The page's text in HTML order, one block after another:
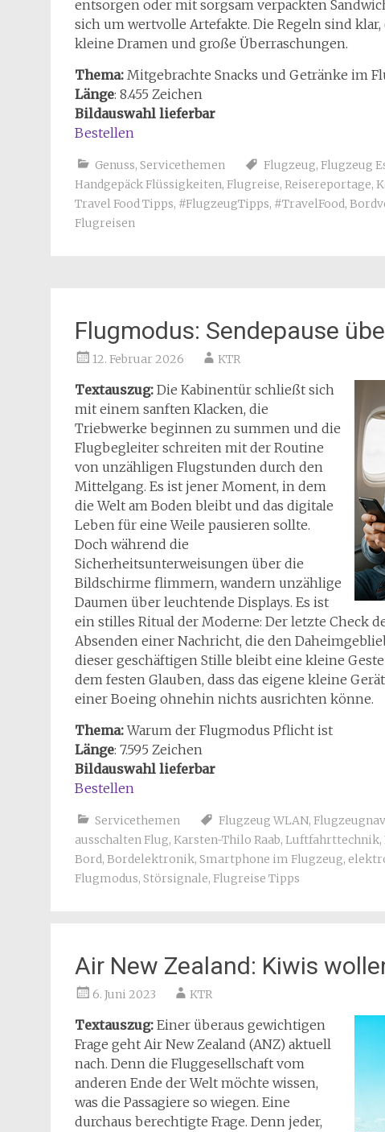
entsorgen oder mit sorgsam verpackten
sich um wertvolle Artefakte. Die Regeln sind
kleine Dramen und große Überraschungen.
Thema: Mitgebrachte Snacks und Getränke im
Länge: 8.455 Zeichen
Bildauswahl lieferbar
Bestellen
Genuss, Servicethemen Flugzeug, Flugzeug
Handgepäck Flüssigkeiten, Flugreise, Reisereportage,
Travel Food Tipps, #FlugzeugTipps, #TravelFood,
Flugreisen
Flugmodus: Sendepause
12. Februar 2026 KTR
Textauszug: Die Kabinentür schließt sich
mit einem sanften Klacken, die
Triebwerke beginnen zu summen und die
Flugbegleiter schreiten mit der Routine
von unzähligen Flugstunden durch den
Mittelgang. Es ist jener Moment, in dem
die Welt am Boden bleibt und das digitale
Leben für eine Weile pausieren sollte.
Doch während die
Sicherheitsunterweisungen über die
Bildschirme flimmern, wandern unzählige
Daumen über leuchtende Displays. Es ist
ein stilles Ritual der Moderne: Der letzte Check
Absenden einer Nachricht, die den
dieser geschäftigen Stille bleibt eine kleine
dem festen Glauben, dass das eigene kleine
einer Boeing ohnehin nichts ausrichten könne.
Thema:Warum der Flugmodus Pflicht ist
Länge: 7.595 Zeichen
Bildauswahl lieferbar
Bestellen
Servicethemen Flugzeug WLAN,
ausschalten Flug, Karsten-Thilo Raab, Luftfahrttechnik,
Bord, Bordelektronik, Smartphone im Flugzeug,
Flugmodus, Störsignale, Flugreise Tipps
Air New Zealand: Kiwis
6. Juni 2023 KTR
Textauszug: Einer überaus gewichtigen
Frage geht Air New Zealand (ANZ) aktuell
nach. Denn die Fluggesellschaft vom
anderen Ende der Welt möchte wissen,
was die Passagiere so wiegen. Eine
durchaus berechtigte Frage. Denn jeder,